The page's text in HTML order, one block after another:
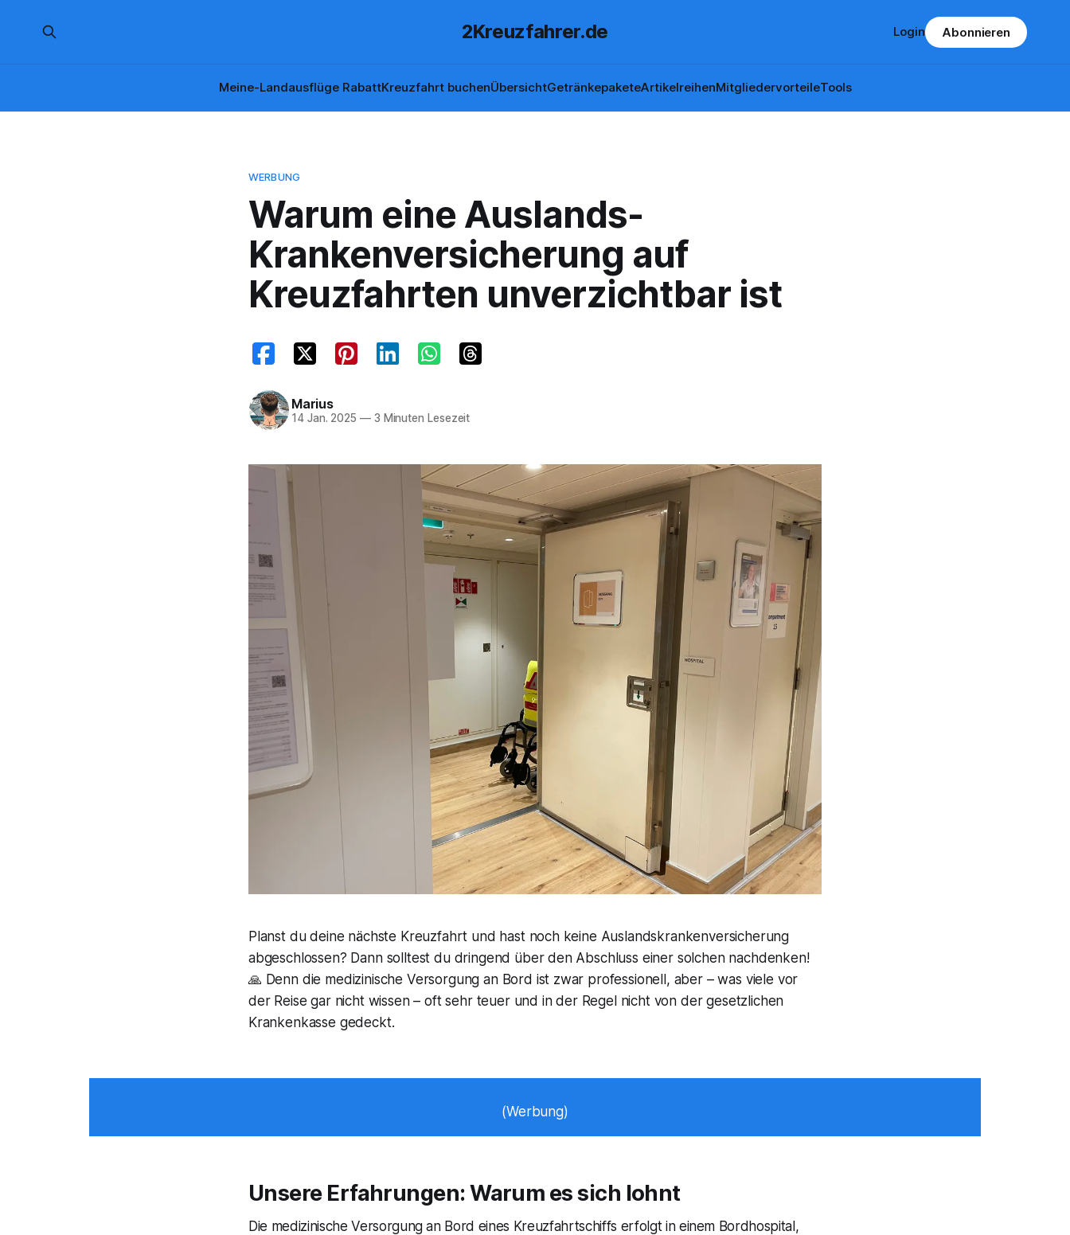
2Kreuzfahrer.de
Meine-Landausflüge RabattKreuzfahrt buchenÜbersichtGetränkepaketeArtikelreihenMitgliedervorteileTools
Login Abonnieren
WERBUNG
Warum eine Auslands-
Krankenversicherung auf
Kreuzfahrten unverzichtbar ist
Marius
14 Jan. 2025 —3 Minuten Lesezeit
Planst du deine nächste Kreuzfahrt und hast noch keine Auslandskrankenversicherung
abgeschlossen? Dann solltest du dringend über den Abschluss einer solchen nachdenken!
🙏 Denn die medizinische Versorgung an Bord ist zwar professionell, aber – was viele vor
der Reise gar nicht wissen – oft sehr teuer und in der Regel nicht von der gesetzlichen
Krankenkasse gedeckt.
(Werbung)
Unsere Erfahrungen: Warum es sich lohnt
Die medizinische Versorgung an Bord eines Kreuzfahrtschiffs erfolgt in einem Bordhospital,